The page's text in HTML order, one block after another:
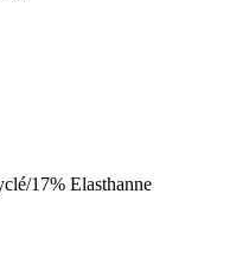
17% Elasthanne